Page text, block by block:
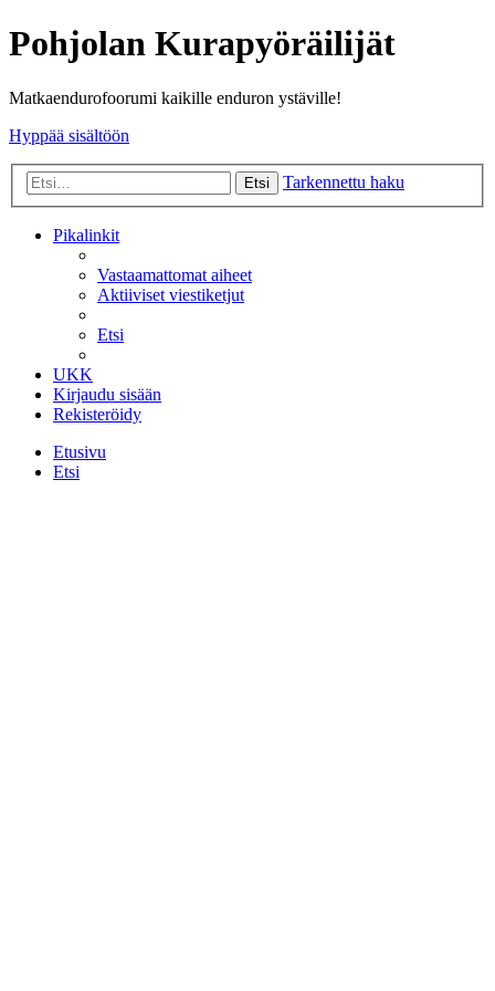
Pohjolan Kurapyöräilijät
Matkaendurofoorumi kaikille enduron ystäville!
Hyppää sisältöön
Etsi Tarkennettu haku
Pikalinkit
Vastaamattomat aiheet
Aktiiviset viestiketjut
Etsi
UKK
Kirjaudu sisään
Rekisteröidy
Etusivu
Etsi